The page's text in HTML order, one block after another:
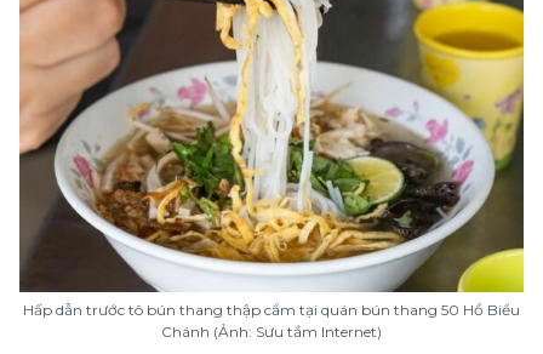
Hấp dẫn trước tô bún thang thập cẩm tại quán bún thang 50 Hồ Biểu
Chánh (Ảnh: Sưu tầm Internet)